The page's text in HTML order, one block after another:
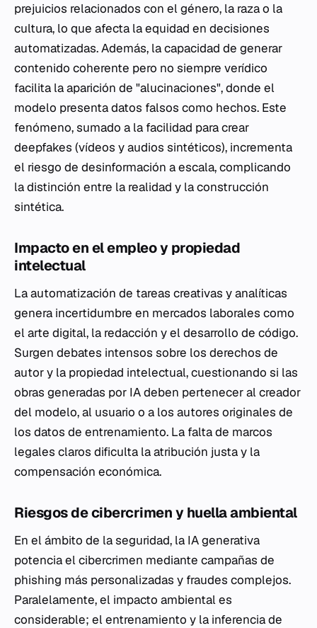
prejuicios relacionados con el género, la raza o la
cultura, lo que afecta la equidad en decisiones
automatizadas. Además, la capacidad de generar
contenido coherente pero no siempre verídico
facilita la aparición de "alucinaciones", donde el
modelo presenta datos falsos como hechos. Este
fenómeno, sumado a la facilidad para crear
deepfakes (vídeos y audios sintéticos), incrementa
el riesgo de desinformación a escala, complicando
la distinción entre la realidad y la construcción
sintética.
Impacto en el empleo y propiedad
intelectual
La automatización de tareas creativas y analíticas
genera incertidumbre en mercados laborales como
el arte digital, la redacción y el desarrollo de código.
Surgen debates intensos sobre los derechos de
autor y la propiedad intelectual, cuestionando si las
obras generadas por IA deben pertenecer al creador
del modelo, al usuario o a los autores originales de
los datos de entrenamiento. La falta de marcos
legales claros dificulta la atribución justa y la
compensación económica.
Riesgos de cibercrimen y huella ambiental
En el ámbito de la seguridad, la IA generativa
potencia el cibercrimen mediante campañas de
phishing más personalizadas y fraudes complejos.
Paralelamente, el impacto ambiental es
considerable; el entrenamiento y la inferencia de